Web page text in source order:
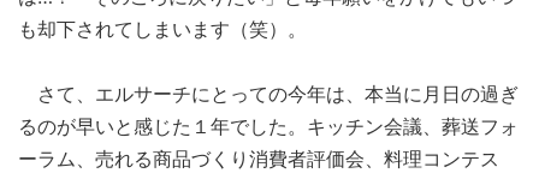
も却下されてしまいます（笑）。
さて、エルサーチにとっての今年は、本当に月日の過ぎ
るのが早いと感じた１年でした。キッチン会議、葬送フォ
ーラム、売れる商品づくり消費者評価会、料理コンテス